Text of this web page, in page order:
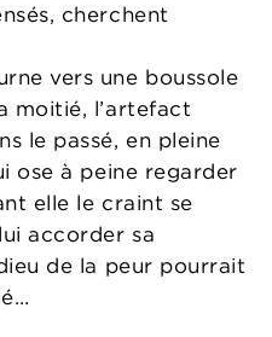
cherchent
vers une boussole
moitié, l’artefact
le passé, en pleine
ose à peine regarder
elle le craint se
accorder sa
de la peur pourrait